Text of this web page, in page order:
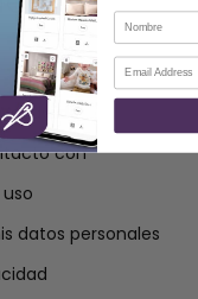
con
datos personales
Nombre
Correo